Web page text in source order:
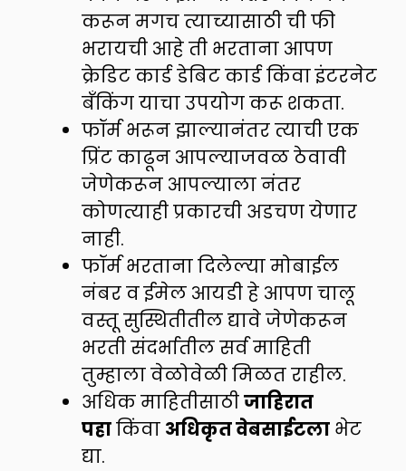
करून मगच त्याच्यासाठी ची फी
भरायची आहे ती भरताना आपण
क्रेडिट कार्ड डेबिट कार्ड किंवा इंटरनेट
बँकिंग याचा उपयोग करू शकता.
फॉर्म भरून झाल्यानंतर त्याची एक
प्रिंट काढून आपल्याजवळ ठेवावी
जेणेकरून आपल्याला नंतर
कोणत्याही प्रकारची अडचण येणार
नाही.
फॉर्म भरताना दिलेल्या मोबाईल
नंबर व ईमेल आयडी हे आपण चालू
वस्तू सुस्थितीतील द्यावे जेणेकरून
भरती संदर्भातील सर्व माहिती
तुम्हाला वेळोवेळी मिळत राहील.
अधिक माहितीसाठीजाहिरात
पहाकिंवा अधिकृत वेबसाईटला भेट
द्या.